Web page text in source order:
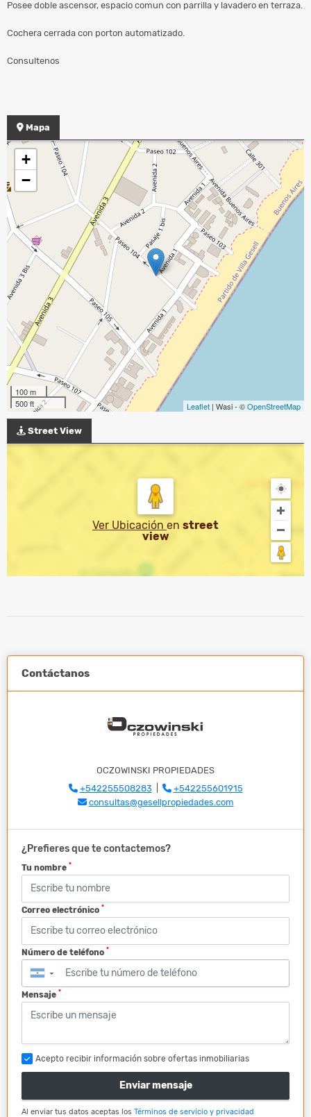
Posee doble ascensor, espacio comun con parrilla y lavadero en terraza.
Cochera cerrada con porton automatizado.
Consultenos
Mapa
+
−
100 m
500 ft
Leaflet | Wasi - ©OpenStreetMap
Street View
Ver Ubicación en street
view
Contáctanos
OCZOWINSKI PROPIEDADES
+542255508283|
+542255601915
consultas@gesellpropiedades.com
¿Prefieres que te contactemos?
Tu nombre *
Correo electrónico *
Número de teléfono *
▼
Mensaje *
Acepto recibir información sobre ofertas inmobiliarias
Enviar mensaje
Al enviar tus datos aceptas los Términos de servicio y privacidad